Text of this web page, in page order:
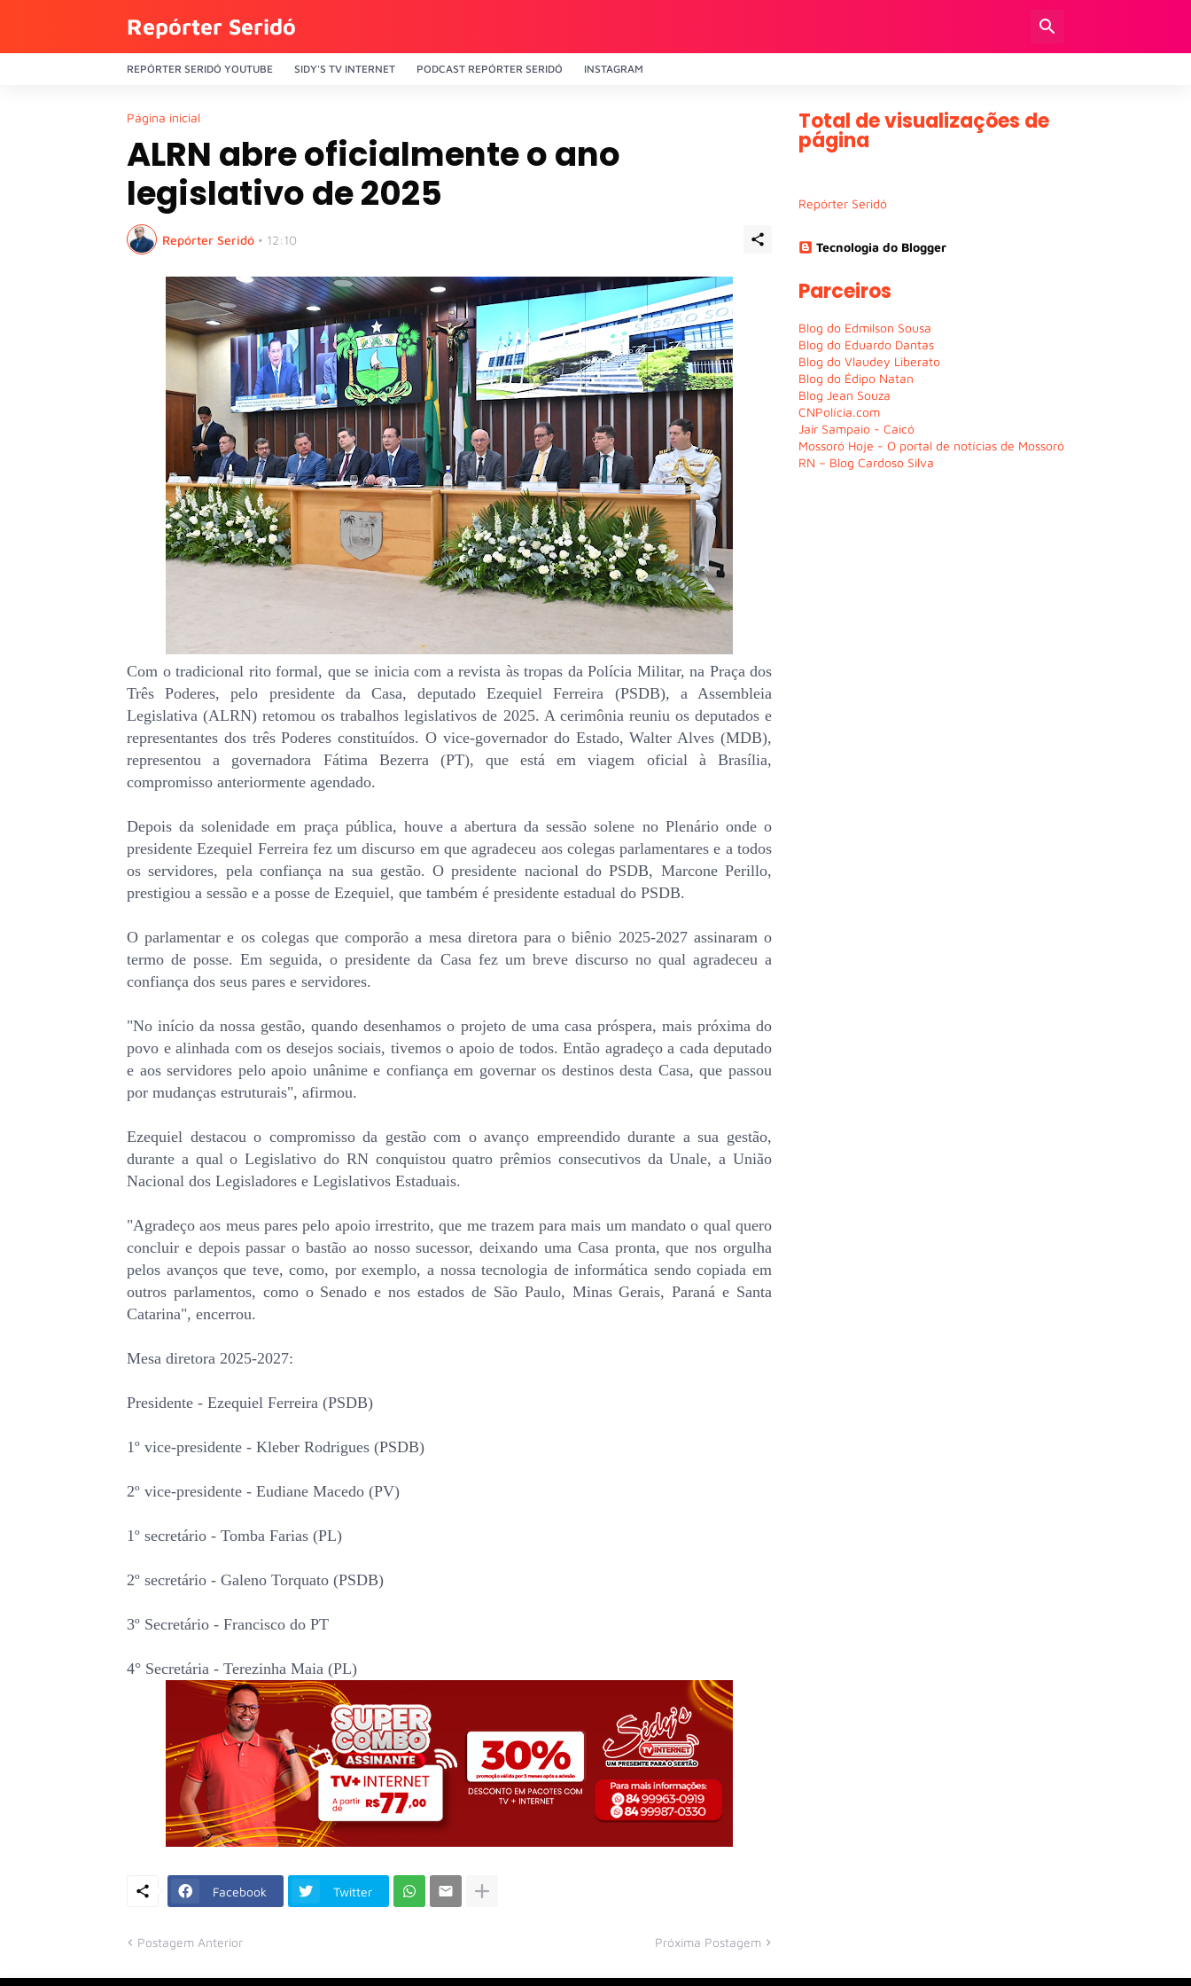
Repórter Seridó
REPÓRTER SERIDÓ YOUTUBE SIDY'S TV INTERNET PODCAST REPÓRTER SERIDÓ INSTAGRAM
Página inicial
ALRN abre oficialmente o ano
legislativo de 2025
Repórter Seridó • 12:10
Com o tradicional rito formal, que se inicia com a revista às tropas da Polícia Militar, na Praça dos
Três Poderes, pelo presidente da Casa, deputado Ezequiel Ferreira (PSDB), a Assembleia
Legislativa (ALRN) retomou os trabalhos legislativos de 2025. A cerimônia reuniu os deputados e
representantes dos três Poderes constituídos. O vice-governador do Estado, Walter Alves (MDB),
representou a governadora Fátima Bezerra (PT), que está em viagem oficial à Brasília,
compromisso anteriormente agendado.
Depois da solenidade em praça pública, houve a abertura da sessão solene no Plenário onde o
presidente Ezequiel Ferreira fez um discurso em que agradeceu aos colegas parlamentares e a todos
os servidores, pela confiança na sua gestão. O presidente nacional do PSDB, Marcone Perillo,
prestigiou a sessão e a posse de Ezequiel, que também é presidente estadual do PSDB.
O parlamentar e os colegas que comporão a mesa diretora para o biênio 2025-2027 assinaram o
termo de posse. Em seguida, o presidente da Casa fez um breve discurso no qual agradeceu a
confiança dos seus pares e servidores.
"No início da nossa gestão, quando desenhamos o projeto de uma casa próspera, mais próxima do
povo e alinhada com os desejos sociais, tivemos o apoio de todos. Então agradeço a cada deputado
e aos servidores pelo apoio unânime e confiança em governar os destinos desta Casa, que passou
por mudanças estruturais", afirmou.
Ezequiel destacou o compromisso da gestão com o avanço empreendido durante a sua gestão,
durante a qual o Legislativo do RN conquistou quatro prêmios consecutivos da Unale, a União
Nacional dos Legisladores e Legislativos Estaduais.
"Agradeço aos meus pares pelo apoio irrestrito, que me trazem para mais um mandato o qual quero
concluir e depois passar o bastão ao nosso sucessor, deixando uma Casa pronta, que nos orgulha
pelos avanços que teve, como, por exemplo, a nossa tecnologia de informática sendo copiada em
outros parlamentos, como o Senado e nos estados de São Paulo, Minas Gerais, Paraná e Santa
Catarina", encerrou.
Mesa diretora 2025-2027:
Presidente - Ezequiel Ferreira (PSDB)
1º vice-presidente - Kleber Rodrigues (PSDB)
2º vice-presidente - Eudiane Macedo (PV)
1º secretário - Tomba Farias (PL)
2º secretário - Galeno Torquato (PSDB)
3º Secretário - Francisco do PT
4° Secretária - Terezinha Maia (PL)
Facebook Twitter
Postagem Anterior Próxima Postagem
Total de visualizações de
página
Repórter Seridó
Tecnologia do Blogger
Parceiros
Blog do Edmilson Sousa
Blog do Eduardo Dantas
Blog do Vlaudey Liberato
Blog do Édipo Natan
Blog Jean Souza
CNPolícia.com
Jair Sampaio - Caicó
Mossoró Hoje - O portal de notícias de Mossoró
RN – Blog Cardoso Silva